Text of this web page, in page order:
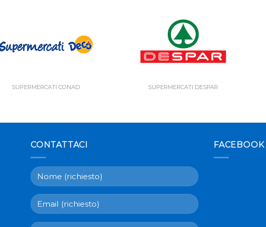
SUPERMERCATI CONAD SUPERMERCATI DESPAR
CONTATTACI FACEBOOK